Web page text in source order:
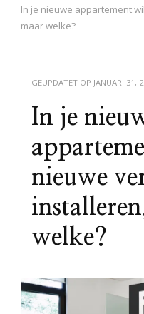
In je nieuwe appartement
maar welke?
GEÜPDATET OP JANUARI 31,
In je
nieuwe
welke?